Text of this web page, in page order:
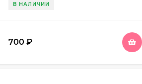
В НАЛИЧИИ
700 ₽